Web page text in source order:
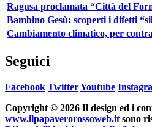
Ragusa proclamata “Città del
Bambino Gesù: scoperti i difetti
Cambiamento climatico, per
Seguici
Facebook TwitterYoutube
Copyright © 2026 Il design ed i
www.ilpapaverorossoweb.it sono